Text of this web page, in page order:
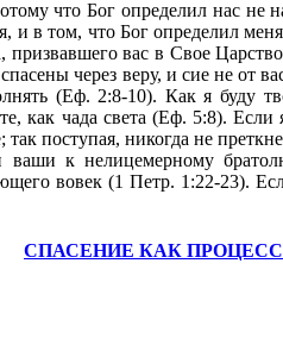
СПАСЕНИЕ КАК